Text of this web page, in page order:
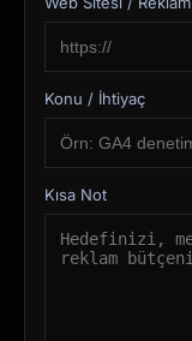
Konu / İhtiyaç
Kısa Not